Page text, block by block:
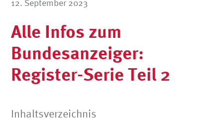
12. September 2023
Alle Infos zum
Bundesanzeiger:
Register-Serie Teil 2
Inhaltsverzeichnis